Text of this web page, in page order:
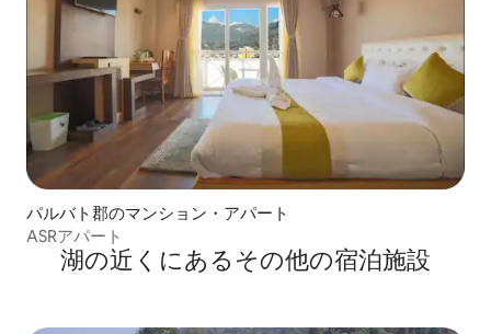
パルバト郡のマンション・アパート
ASRアパート
湖の近くにあるその他の宿泊施設